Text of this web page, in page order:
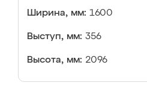
Ширина, мм: 1600
Выступ, мм: 356
Высота, мм: 2096